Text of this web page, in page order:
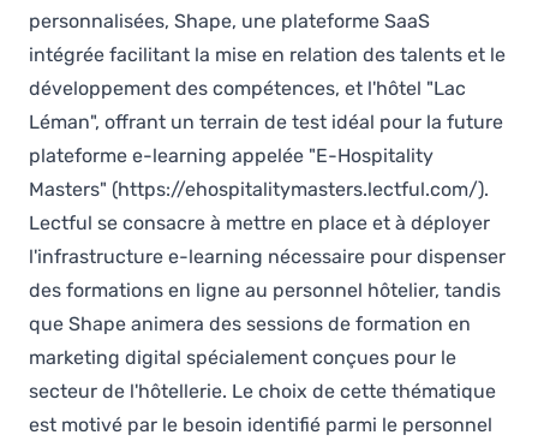
personnalisées, Shape, une plateforme SaaS
intégrée facilitant la mise en relation des talents et le
développement des compétences, et l'hôtel "Lac
Léman", offrant un terrain de test idéal pour la future
plateforme e-learning appelée "E-Hospitality
Masters" (https://ehospitalitymasters.lectful.com/).
Lectful se consacre à mettre en place et à déployer
l'infrastructure e-learning nécessaire pour dispenser
des formations en ligne au personnel hôtelier, tandis
que Shape animera des sessions de formation en
marketing digital spécialement conçues pour le
secteur de l'hôtellerie. Le choix de cette thématique
est motivé par le besoin identifié parmi le personnel